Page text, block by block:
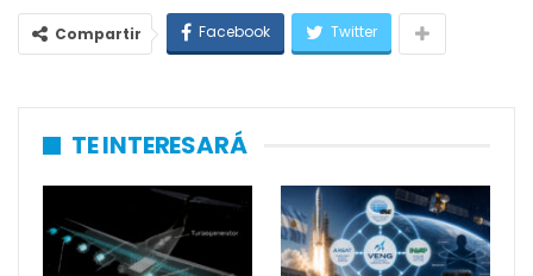
Compartir Facebook Twitter
TE INTERESARÁ